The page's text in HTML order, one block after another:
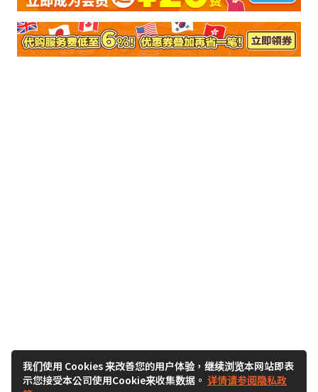
我们使用 Cookies 来改善您的用户体验，继续浏览本网站即表
示您接受本公司使用Cookie来收集数据。 详情请参阅隐私政